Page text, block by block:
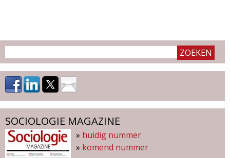
SOCIOLOGIE MAGAZINE
» huidig nummer
» komend nummer